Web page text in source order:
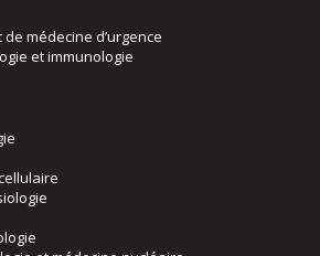
médecine d’urgence
et immunologie